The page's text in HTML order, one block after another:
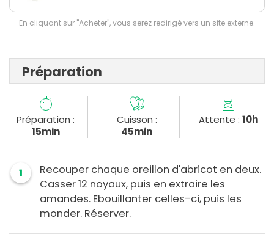
En cliquant sur "Acheter", vous serez redirigé vers un site externe.
Préparation
Préparation :
15min
Cuisson :
45min
Attente : 10h
1
Recouper chaque oreillon d'abricot en deux.
Casser 12 noyaux, puis en extraire les
amandes. Ebouillanter celles-ci, puis les
monder. Réserver.